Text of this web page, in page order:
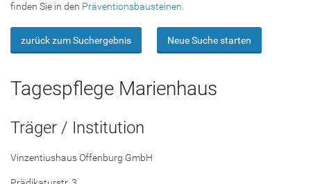
finden Sie in den Präventionsbausteinen
zurück zum Suchergebnis Neue Suche starten
Tagespflege Marienhaus
Träger / Institution
Vinzentiushaus Offenburg GmbH